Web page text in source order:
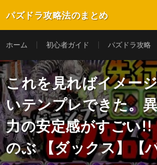
パズドラ攻略法のまとめ
ホーム 初心者ガイド パズドラ攻略
これを見ればイメー
いテンプレできた。
力の安定感がすごい!!
のぶ 【ダックス】【